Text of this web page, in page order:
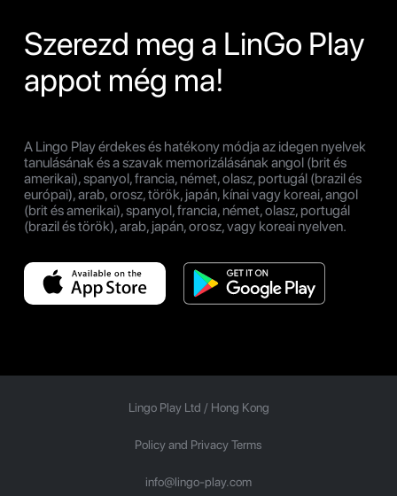
Szerezd meg a LinGo Play
appot még ma!
A Lingo Play érdekes és hatékony módja az idegen nyelvek
tanulásának és a szavak memorizálásának angol (brit és
amerikai), spanyol, francia, német, olasz, portugál (brazil és
európai), arab, orosz, török, japán, kínai vagy koreai, angol
(brit és amerikai), spanyol, francia, német, olasz, portugál
(brazil és török), arab, japán, orosz, vagy koreai nyelven.
Lingo Play Ltd / Hong Kong
Policy and Privacy Terms
info@lingo-play.com